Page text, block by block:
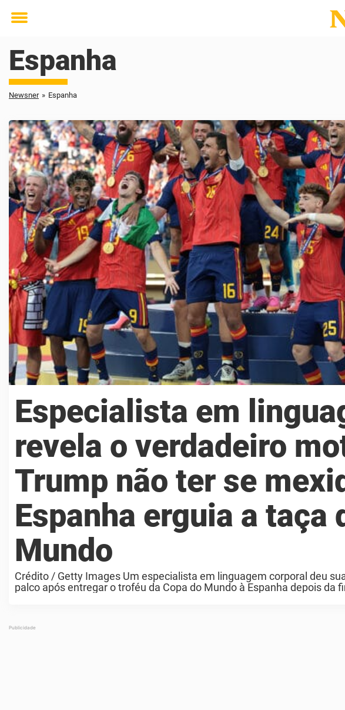
Toggle
Espanha
Newsner » Espanha
Especialista em
revela o verdadeiro
Trump não ter se
Espanha erguia a taça
Mundo
Crédito / Getty Images Um especialista em linguagem corporal deu
palco após entregar o troféu da Copa do Mundo à Espanha depois da